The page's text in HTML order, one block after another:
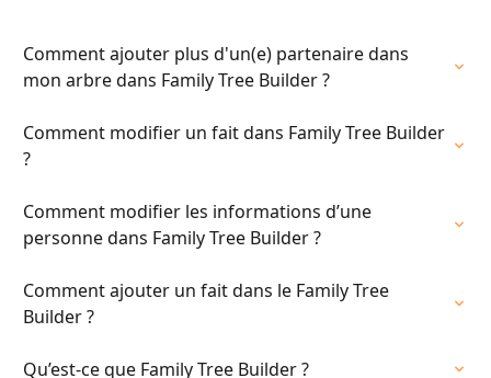
Comment ajouter plus d'un(e) partenaire dans
mon arbre dans Family Tree Builder ?
Comment modifier un fait dans Family Tree Builder
?
Comment modifier les informations d’une
personne dans Family Tree Builder ?
Comment ajouter un fait dans le Family Tree
Builder ?
Qu’est-ce que Family Tree Builder ?